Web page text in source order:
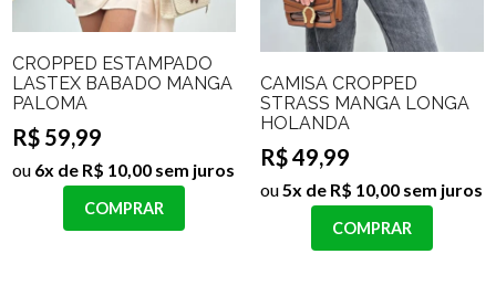
CROPPED ESTAMPADO
LASTEX BABADO MANGA
PALOMA
R$ 59,99
ou 6x de R$ 10,00 sem juros
COMPRAR
CAMISA CROPPED
STRASS MANGA LONGA
HOLANDA
R$ 49,99
ou 5x de R$ 10,00 sem juros
COMPRAR